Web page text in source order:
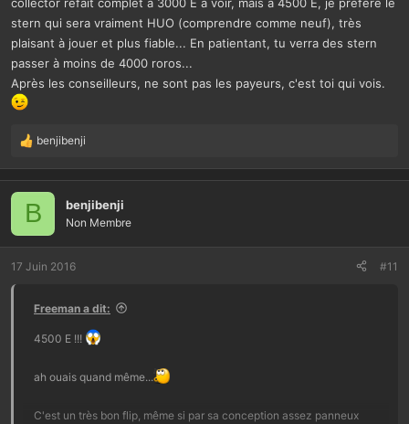
stern qui sera vraiment HUO (comprendre comme neuf), très
plaisant à jouer et plus fiable... En patientant, tu verra des stern
passer à moins de 4000 roros...
Après les conseilleurs, ne sont pas les payeurs, c'est toi qui vois.
L
s
r
c
t
benjibenji
B benjibenji
Non Membre
17 Juin 2016 #11
Freeman a dit:
4500 E !!!
ah ouais quand même...
C'est un très bon flip, même si par sa conception assez panneux